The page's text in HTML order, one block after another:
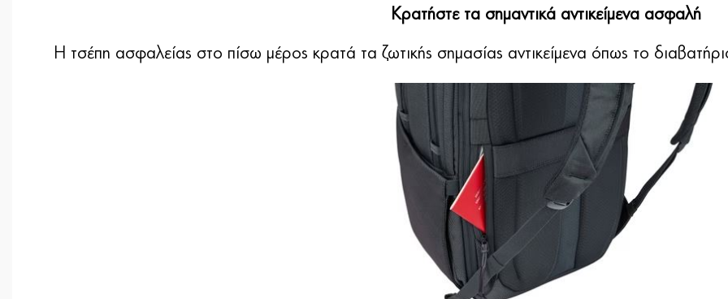
Κρατήστε τα σημαντικά αντικείμενα ασφαλή
Η τσέπη ασφαλείας στο πίσω μέρος κρατά τα ζωτικής σημασίας αντικείμενα όπως το